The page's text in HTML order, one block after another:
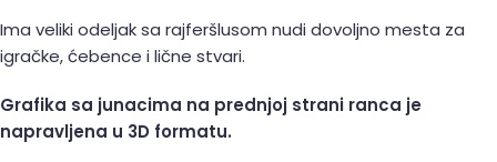
Ima veliki odeljak sa rajferšlusom nudi dovoljno mesta za
igračke, ćebence i lične stvari.
Grafika sa junacima na prednjoj strani ranca je
napravljena u 3D formatu.